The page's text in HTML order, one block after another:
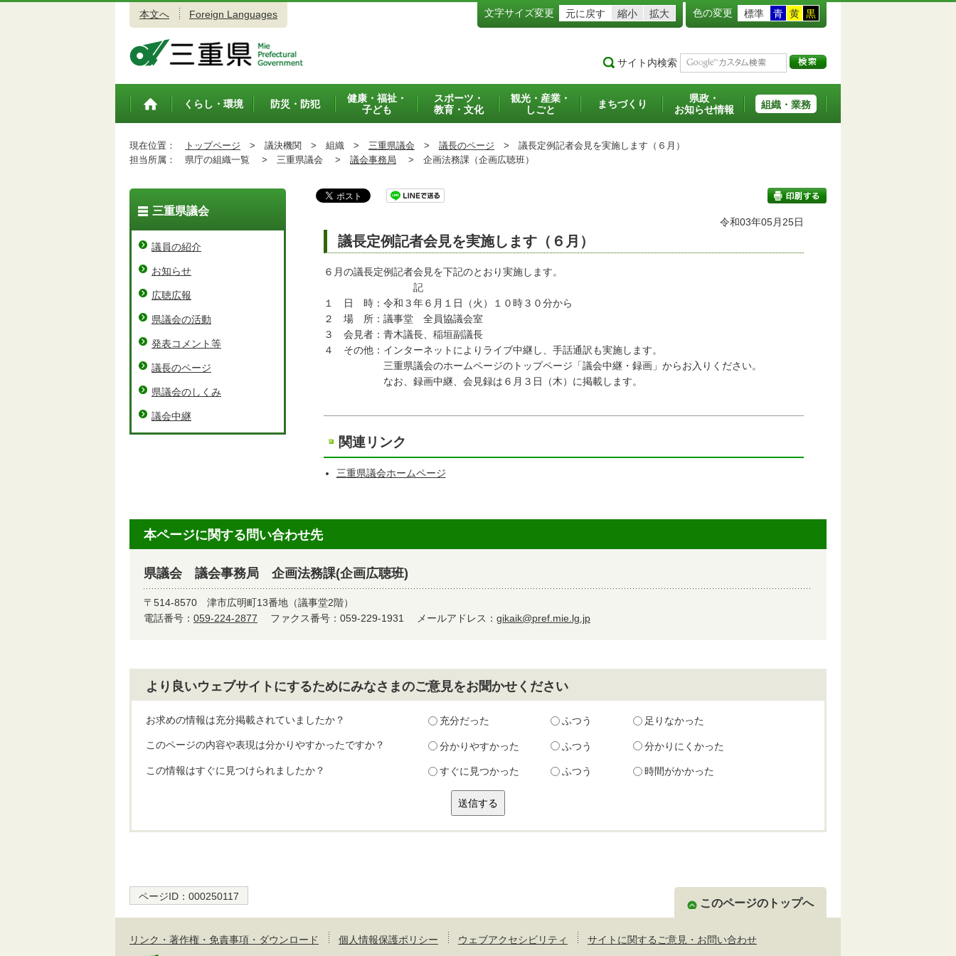
本文へ Foreign Languages 文字サイズ変更 元に戻す 縮小 拡大 色の変更 標準 青 黄 黒
サイト内検索
トップペ
くらし・環境 防災・防犯
健康・福祉・
子ども
スポーツ・
教育・文化
観光・産業・
しごと
まちづくり
県政・
お知らせ情報
組織・業務
現在位置： トップページ > 議決機関 > 組織 > 三重県議会 > 議長のページ > 議長定例記者会見を実施します（６月）
担当所属：
県庁の組織一覧 > 三重県議会 > 議会事務局 > 企画法務課（企画広聴班）
印刷する
令和03年05月25日
議長定例記者会見を実施します（６月）
６月の議長定例記者会見を下記のとおり実施します。
記
１ 日 時：令和３年６月１日（火）１０時３０分から
２ 場 所：議事堂 全員協議会室
３ 会見者：青木議長、稲垣副議長
４ その他：インターネットによりライブ中継し、手話通訳も実施します。
三重県議会のホームページのトップページ「議会中継・録画」からお入りください。
なお、録画中継、会見録は６月３日（木）に掲載します。
関連リンク
三重県議会ホームページ
三重県議会
議員の紹介
お知らせ
広聴広報
県議会の活動
発表コメント等
議長のページ
県議会のしくみ
議会中継
本ページに関する問い合わせ先
県議会 議会事務局 企画法務課(企画広聴班)
〒514-8570 津市広明町13番地（議事堂2階）
電話番号： 059-224-2877 ファクス番号：059-229-1931 メールアドレス： gikaik@pref.mie.lg.jp
より良いウェブサイトにするためにみなさまのご意見をお聞かせください
お求めの情報は充分掲載されていましたか？ 充分だった ふつう 足りなかった
このページの内容や表現は分かりやすかったですか？ 分かりやすかった ふつう 分かりにくかった
この情報はすぐに見つけられましたか？ すぐに見つかった ふつう 時間がかかった
ページID： 000250117
このページのトップへ
リンク・著作権・免責事項・ダウンロード 個人情報保護ポリシー ウェブアクセシビリティ サイトに関するご意見・お問い合わせ